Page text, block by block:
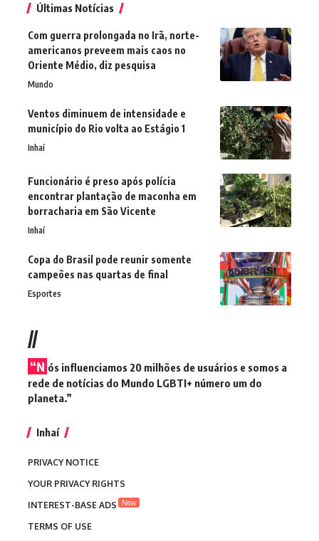
Últimas Notícias
Com guerra prolongada no Irã, norte-
americanos preveem mais caos no
Oriente Médio, diz pesquisa
Mundo
Ventos diminuem de intensidade e
município do Rio volta ao Estágio 1
Inhaí
Funcionário é preso após polícia
encontrar plantação de maconha em
borracharia em São Vicente
Inhaí
Copa do Brasil pode reunir somente
campeões nas quartas de final
Esportes
//
“N ós influenciamos 20 milhões de usuários e somos a
rede de notícias do Mundo LGBTI+ número um do
planeta.”
Inhaí
PRIVACY NOTICE
YOUR PRIVACY RIGHTS
INTEREST-BASE ADS
New
TERMS OF USE